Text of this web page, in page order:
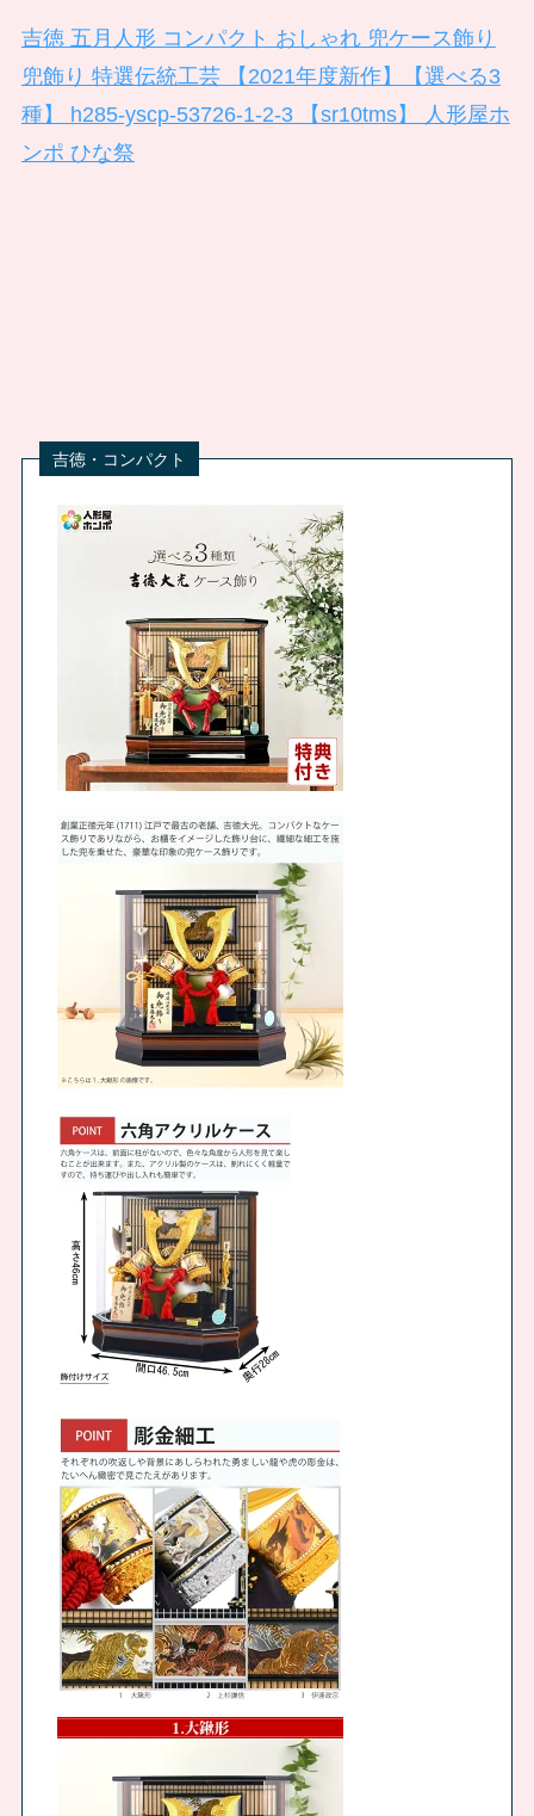
吉徳 五月人形 コンパクト おしゃれ 兜ケース飾り
兜飾り 特選伝統工芸 【2021年度新作】【選べる3
種】 h285-yscp-53726-1-2-3 【sr10tms】 人形屋ホ
ンポ ひな祭